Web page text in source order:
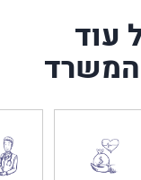
עוד
המשרד